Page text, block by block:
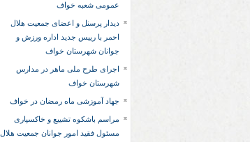
عمومی شعبه خواف
دیدار پرسنل و اعضای جمعیت هلال
احمر با رییس جدید اداره ورزش و
جوانان شهرستان خواف
اجرای طرح ملی ماهر در مدارس
شهرستان خواف
جهاد آموزشی ماه رمضان در خواف
مراسم باشکوه تشییع و خاکسپاری
مسئول فقید امور جوانان جمعیت هلال